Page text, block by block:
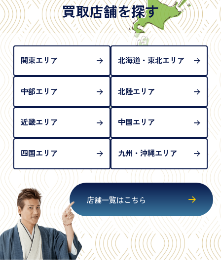
は「所持人記入欄（住所記載欄）」が存在しないた
め、単体では古物営業法上の本人確認書類として認
められない（住所確認ができないため）。補助書類
が必要となります
買取店舗を探す
関東エリア 北海道・東北エリア
中部エリア 北陸エリア
近畿エリア 中国エリア
四国エリア 九州・沖縄エリア
店舗一覧はこちら